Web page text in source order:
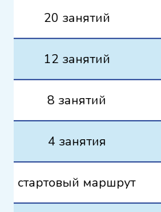
20 занятий
12 занятий
8 занятий
4 занятия
стартовый маршрут